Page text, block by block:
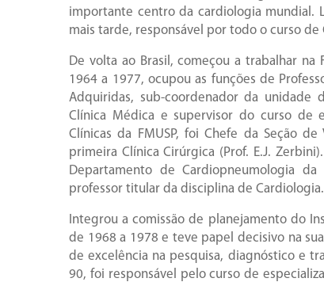
importante centro da cardiologia mundial.
mais tarde, responsável por todo o curso
De volta ao Brasil, começou a trabalhar
1964 a 1977, ocupou as funções de
Adquiridas, sub-coordenador da unidade
Clínica Médica e supervisor do curso de
Clínicas da FMUSP, foi Chefe da Seção
primeira Clínica Cirúrgica (Prof. E.J.
Departamento de Cardiopneumologia
professor titular da disciplina de Cardiologia.
Integrou a comissão de planejamento do
de 1968 a 1978 e teve papel decisivo na
de excelência na pesquisa, diagnóstico e
90, foi responsável pelo curso de